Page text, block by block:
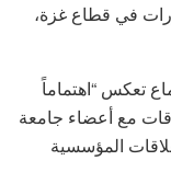
في قطاع غزة،
تعكس “اهتماماً
مع أعضاء جامعة
المؤسسية